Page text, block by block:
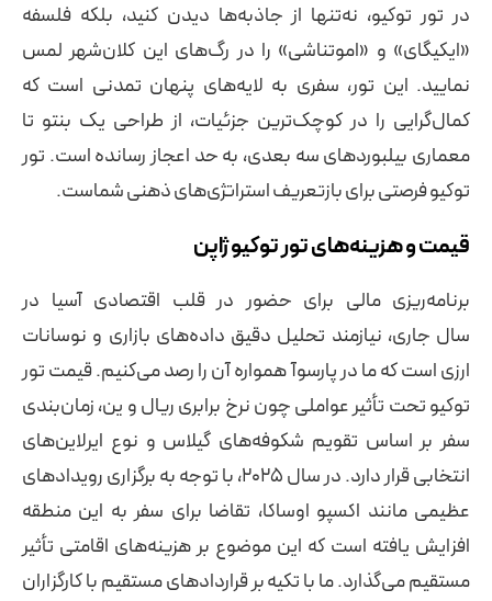
در تور توکیو، نه‌تنها از جاذبه‌ها دیدن کنید، بلکه فلسفه
«ایکیگای» و «اموتناشی» را در رگ‌های این کلان‌شهر لمس
نمایید. این تور، سفری به لایه‌های پنهان تمدنی است که
کمال‌گرایی را در کوچک‌ترین جزئیات، از طراحی یک بنتو تا
معماری بیلبوردهای سه بعدی، به حد اعجاز رسانده است. تور
توکیو فرصتی برای بازتعریف استراتژی‌های ذهنی شماست.
قیمت و هزینه‌های تور توکیو ژاپن
برنامه‌ریزی مالی برای حضور در قلب اقتصادی آسیا در
سال جاری، نیازمند تحلیل دقیق داده‌های بازاری و نوسانات
ارزی است که ما در پارسوآ همواره آن را رصد می‌کنیم. قیمت تور
توکیو تحت تأثیر عواملی چون نرخ برابری ریال و ین، زمان‌بندی
سفر بر اساس تقویم شکوفه‌های گیلاس و نوع ایرلاین‌های
انتخابی قرار دارد. در سال ۲۰۲۵، با توجه به برگزاری رویدادهای
عظیمی مانند اکسپو اوساکا، تقاضا برای سفر به این منطقه
افزایش یافته است که این موضوع بر هزینه‌های اقامتی تأثیر
مستقیم می‌گذارد. ما با تکیه بر قراردادهای مستقیم با کارگزاران